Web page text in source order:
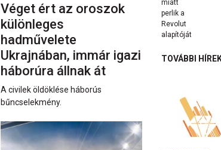
Véget ért az oroszok
különleges
hadművelete
Ukrajnában, immár igazi
háborúra állnak át
A civilek öldöklése háborús
bűncselekmény.
TOVÁBBI